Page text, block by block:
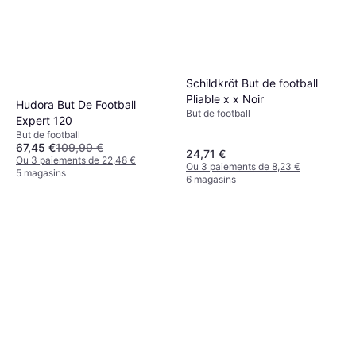
Hudora But De Football
Expert 120
But de football
67,45 €109,99 €
Ou 3 paiements de 22,48 €
5 magasins
Schildkröt But de football
Pliable x x Noir
But de football
24,71 €
Ou 3 paiements de 8,23 €
6 magasins